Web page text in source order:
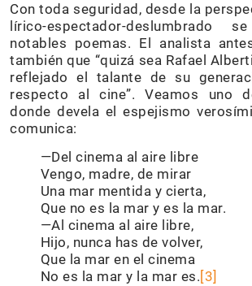
Con toda seguridad, desde la
lírico-espectador-deslumbrado
notables poemas. El analista
también que “quizá sea Rafael
reflejado el talante de su
respecto al cine”. Veamos uno
donde devela el espejismo
comunica:
—Del cinema al aire libre
Vengo, madre, de mirar
Una mar mentida y cierta,
Que no es la mar y es la mar.
—Al cinema al aire libre,
Hijo, nunca has de volver,
Que la mar en el cinema
No es la mar y la mar es. [3]